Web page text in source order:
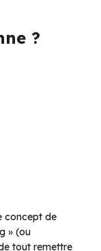
?
concept de
» (ou
tout remettre